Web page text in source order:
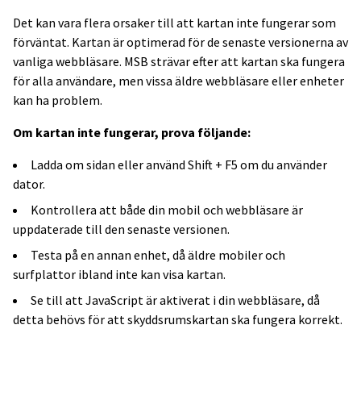
Det kan vara flera orsaker till att kartan inte fungerar som
förväntat. Kartan är optimerad för de senaste versionerna av
vanliga webbläsare. MSB strävar efter att kartan ska fungera
för alla användare, men vissa äldre webbläsare eller enheter
kan ha problem.
Om kartan inte fungerar, prova följande:
Ladda om sidan eller använd Shift + F5 om du använder
dator.
Kontrollera att både din mobil och webbläsare är
uppdaterade till den senaste versionen.
Testa på en annan enhet, då äldre mobiler och
surfplattor ibland inte kan visa kartan.
Se till att JavaScript är aktiverat i din webbläsare, då
detta behövs för att skyddsrumskartan ska fungera korrekt.